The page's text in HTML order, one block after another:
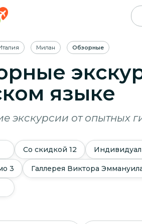
Милан Обзорные
языке
экскурсии от опытных
Со скидкой 12
3 Галлерея Виктора